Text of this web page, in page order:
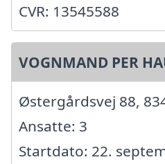
CVR: 13545588
VOGNMAND PER
Østergårdsvej 88,
Ansatte: 3
Startdato: 22.